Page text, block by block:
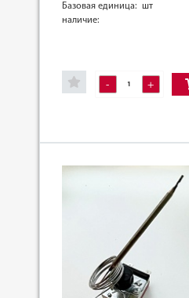
Базовая единица: шт
наличие:
- +